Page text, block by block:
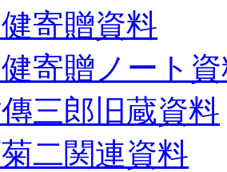
寄贈資料
寄贈ノート
三郎旧蔵資料
二関連資料